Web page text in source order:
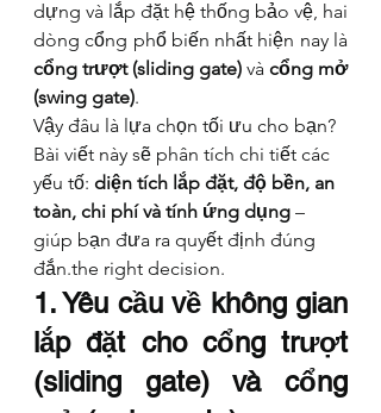
dựng và lắp đặt hệ thống bảo vệ, hai
cổng trượt (sliding gate) và cổng mở
(swing gate).
Vậy đâu là lựa chọn tối ưu cho bạn?
Bài viết này sẽ phân tích chi tiết các
yếu tố: diện tích lắp đặt, độ bền, an
toàn, chi phí và tính ứng dụng –
giúp bạn đưa ra quyết định đúng
đắn.the right decision.
1. Yêu cầu về không gian
lắp đặt cho cổng trượt
(sliding gate) và cổng